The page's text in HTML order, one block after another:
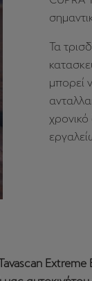
Τα
μπορεί
Extreme